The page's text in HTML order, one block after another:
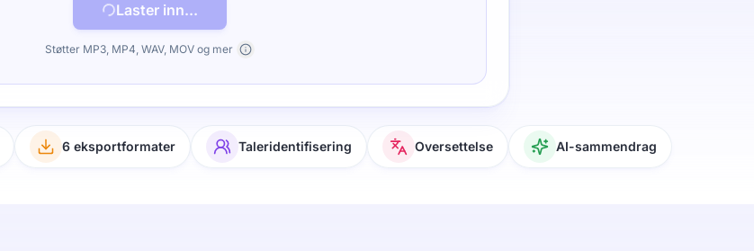
Laster inn...
Støtter MP3, MP4, WAV, MOV og mer
6 eksportformater Taleridentifisering Oversettelse AI-sammendrag